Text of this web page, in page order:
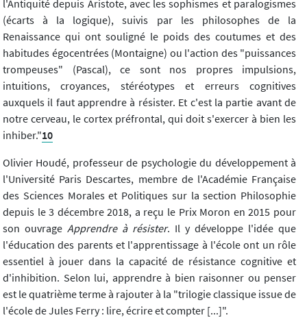
l'Antiquité depuis Aristote, avec les sophismes et paralogismes
(écarts à la logique), suivis par les philosophes de la
Renaissance qui ont souligné le poids des coutumes et des
habitudes égocentrées (Montaigne) ou l'action des "puissances
trompeuses" (Pascal), ce sont nos propres impulsions,
intuitions, croyances, stéréotypes et erreurs cognitives
auxquels il faut apprendre à résister. Et c'est la partie avant de
notre cerveau, le cortex préfrontal, qui doit s'exercer à bien les
inhiber."10
Olivier Houdé, professeur de psychologie du développement à
l'Université Paris Descartes, membre de l'Académie Française
des Sciences Morales et Politiques sur la section Philosophie
depuis le 3 décembre 2018, a reçu le Prix Moron en 2015 pour
son ouvrage Apprendre à résister. Il y développe l'idée que
l'éducation des parents et l'apprentissage à l'école ont un rôle
essentiel à jouer dans la capacité de résistance cognitive et
d'inhibition. Selon lui, apprendre à bien raisonner ou penser
est le quatrième terme à rajouter à la "trilogie classique issue de
l'école de Jules Ferry : lire, écrire et compter [...]".